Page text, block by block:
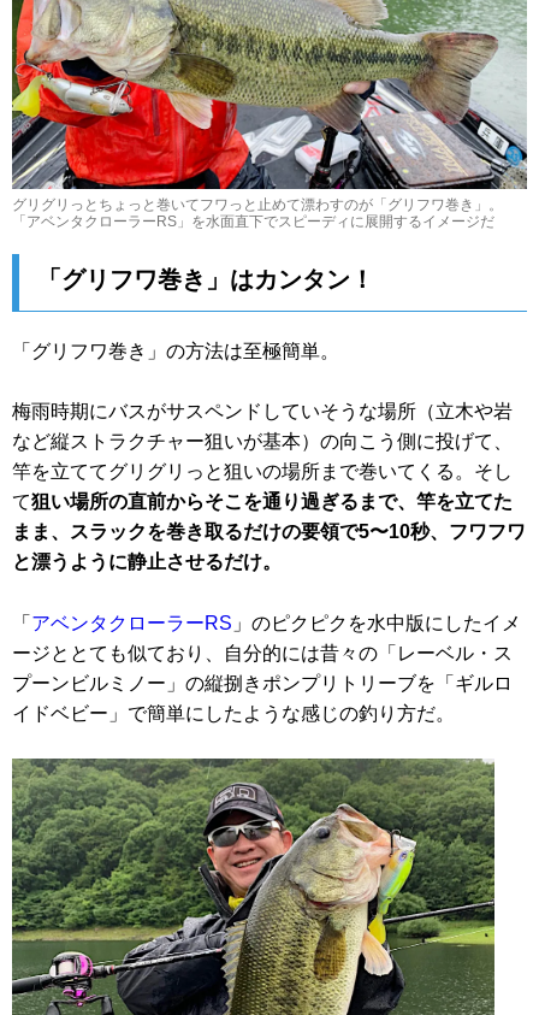
グリグリっとちょっと巻いてフワっと止めて漂わすのが「グリフワ巻き」。
「アベンタクローラーRS」を水面直下でスピーディに展開するイメージだ
「グリフワ巻き」はカンタン！
「グリフワ巻き」の方法は至極簡単。
梅雨時期にバスがサスペンドしていそうな場所（立木や岩
など縦ストラクチャー狙いが基本）の向こう側に投げて、
竿を立ててグリグリっと狙いの場所まで巻いてくる。そし
て狙い場所の直前からそこを通り過ぎるまで、竿を立てた
まま、スラックを巻き取るだけの要領で5〜10秒、フワフワ
と漂うように静止させるだけ。
「 アベンタクローラーRS 」のピクピクを水中版にしたイメ
ージととても似ており、自分的には昔々の「レーベル・ス
プーンビルミノー」の縦捌きポンプリトリーブを「ギルロ
イドベビー」で簡単にしたような感じの釣り方だ。